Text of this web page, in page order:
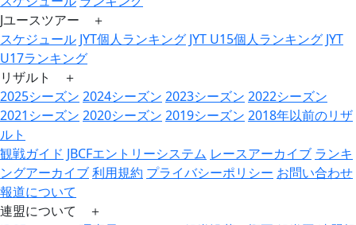
Jユースツアー ＋
スケジュール JYT個人ランキング JYT U15個人ランキング JYT
U17ランキング
リザルト ＋
2025シーズン 2024シーズン 2023シーズン 2022シーズン
2021シーズン 2020シーズン 2019シーズン 2018年以前のリザ
ルト
観戦ガイド JBCFエントリーシステム レースアーカイブ ランキ
ングアーカイブ利用規約 プライバシーポリシー お問い合わせ
報道について
連盟について ＋